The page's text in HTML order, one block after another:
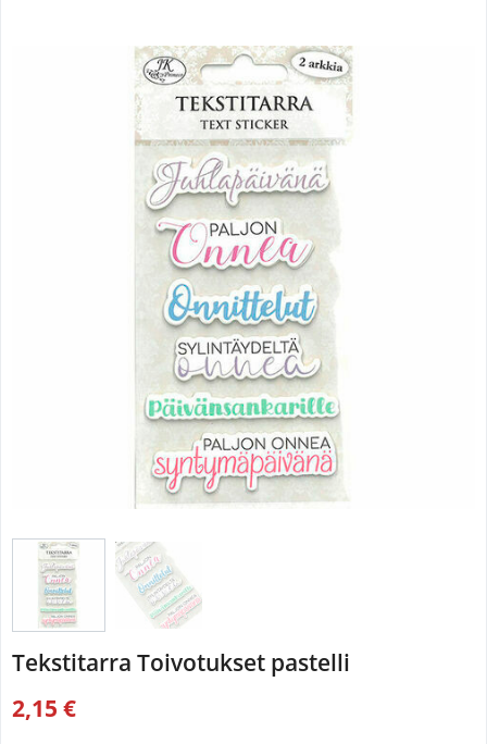
Tekstitarra Toivotukset pastelli
2,15 €